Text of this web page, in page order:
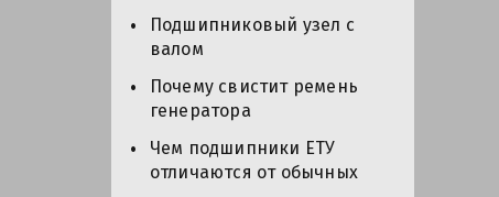
Подшипниковый узел с
валом
Почему свистит ремень
генератора
Чем подшипники ЕТУ
отличаются от обычных